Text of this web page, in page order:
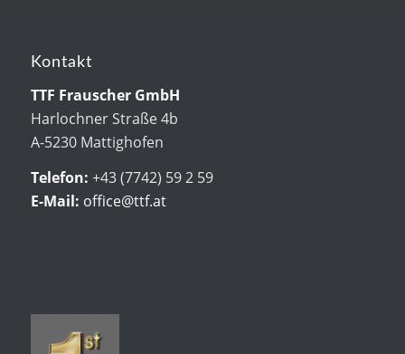
Kontakt
TTF Frauscher GmbH
Harlochner Straße 4b
A-5230 Mattighofen
Telefon: +43 (7742) 59 2 59
E-Mail: office@ttf.at